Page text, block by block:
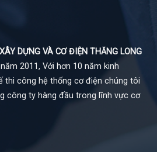
DỰNG VÀ CƠ ĐIỆN THĂNG LONG
2011, Với hơn 10 năm kinh
thi công hệ thống cơ điện chúng tôi
công ty hàng đầu trong lĩnh vực cơ